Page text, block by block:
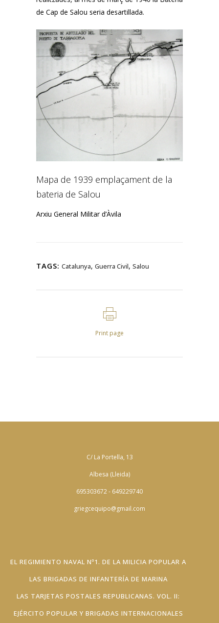
de Cap de Salou seria desartillada.
Mapa de 1939 emplaçament de la
bateria de Salou
Arxiu General Militar d’Àvila
TAGS: Catalunya, Guerra Civil, Salou
Print page
C/ La Portella, 13
Albesa (Lleida)
695303672 - 649229740
griegcequipo@gmail.com
EL REGIMIENTO NAVAL Nº1. DE LA MILICIA POPULAR A
LAS BRIGADAS DE INFANTERÍA DE MARINA
LAS TARJETAS POSTALES REPUBLICANAS. VOL. II:
EJÉRCITO POPULAR Y BRIGADAS INTERNACIONALES